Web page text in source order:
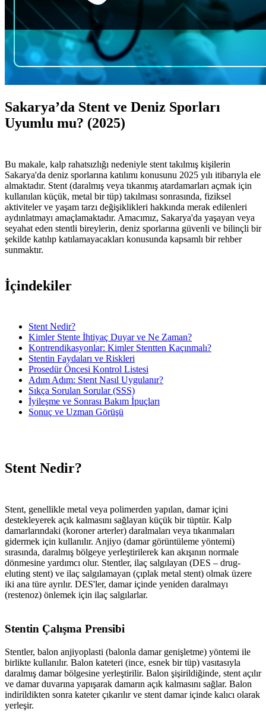
Sakarya’da Stent ve Deniz Sporları
Uyumlu mu? (2025)
Bu makale, kalp rahatsızlığı nedeniyle stent takılmış kişilerin
Sakarya'da deniz sporlarına katılımı konusunu 2025 yılı itibarıyla ele
almaktadır. Stent (daralmış veya tıkanmış atardamarları açmak için
kullanılan küçük, metal bir tüp) takılması sonrasında, fiziksel
aktiviteler ve yaşam tarzı değişiklikleri hakkında merak edilenleri
aydınlatmayı amaçlamaktadır. Amacımız, Sakarya'da yaşayan veya
seyahat eden stentli bireylerin, deniz sporlarına güvenli ve bilinçli bir
şekilde katılıp katılamayacakları konusunda kapsamlı bir rehber
sunmaktır.
İçindekiler
Stent Nedir?
Kimler Stente İhtiyaç Duyar ve Ne Zaman?
Kontrendikasyonlar: Kimler Stentten Kaçınmalı?
Stentin Faydaları ve Riskleri
Prosedür Öncesi Kontrol Listesi
Adım Adım: Stent Nasıl Uygulanır?
Sıkça Sorulan Sorular (SSS)
İyileşme ve Sonrası Bakım İpuçları
Sonuç ve Uzman Görüşü
Stent Nedir?
Stent, genellikle metal veya polimerden yapılan, damar içini
destekleyerek açık kalmasını sağlayan küçük bir tüptür. Kalp
damarlarındaki (koroner arterler) daralmaları veya tıkanmaları
gidermek için kullanılır. Anjiyo (damar görüntüleme yöntemi)
sırasında, daralmış bölgeye yerleştirilerek kan akışının normale
dönmesine yardımcı olur. Stentler, ilaç salgılayan (DES – drug-
eluting stent) ve ilaç salgılamayan (çıplak metal stent) olmak üzere
iki ana türe ayrılır. DES'ler, damar içinde yeniden daralmayı
(restenoz) önlemek için ilaç salgılarlar.
Stentin Çalışma Prensibi
Stentler, balon anjiyoplasti (balonla damar genişletme) yöntemi ile
birlikte kullanılır. Balon kateteri (ince, esnek bir tüp) vasıtasıyla
daralmış damar bölgesine yerleştirilir. Balon şişirildiğinde, stent açılır
ve damar duvarına yapışarak damarın açık kalmasını sağlar. Balon
indirildikten sonra kateter çıkarılır ve stent damar içinde kalıcı olarak
yerleşir.